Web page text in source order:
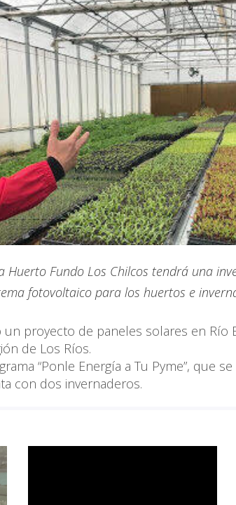
Huerto Fundo Los Chilcos tendrá una
fotovoltaico para los huertos e
un proyecto de paneles solares en
de Los Ríos.
“Ponle Energía a Tu Pyme”, que
con dos invernaderos.